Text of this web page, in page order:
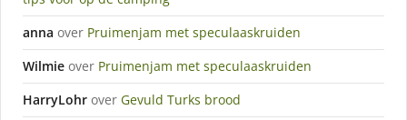
anna over Pruimenjam met speculaaskruiden
Wilmie over Pruimenjam met speculaaskruiden
HarryLohr over Gevuld Turks brood